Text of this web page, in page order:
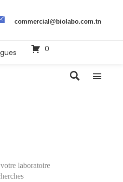
commercial@biolabo.com.tn
0
laboratoire